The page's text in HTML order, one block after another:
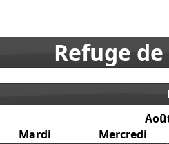
Refuge
Mardi
Mercredi